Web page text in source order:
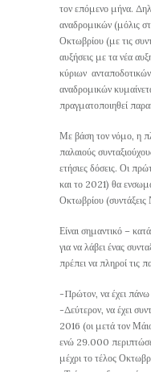
τον επόμενο μήνα.
αναδρομικών (μόλις
Οκτωβρίου (με τις
αυξήσεις με τα νέα
κύριων
αναδρομικών
πραγματοποιηθεί
Με βάση τον νόμο, η
παλαιούς
ετήσιες δόσεις. Οι
και το 2021) θα
Οκτωβρίου
Είναι σημαντικό –
για να λάβει ένας
πρέπει να πληροί τις
-Πρώτον, να έχει
-Δεύτερον, να έχει
2016 (οι μετά τον
ενώ 29.000
μέχρι το τέλος